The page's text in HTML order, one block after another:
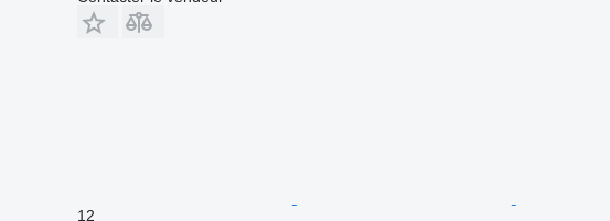
12